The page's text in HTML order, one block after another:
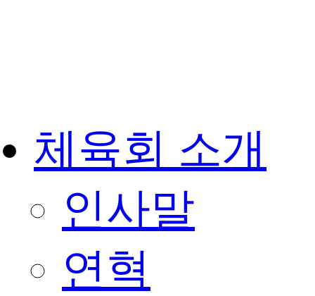
체육회 소개
인사말
연혁